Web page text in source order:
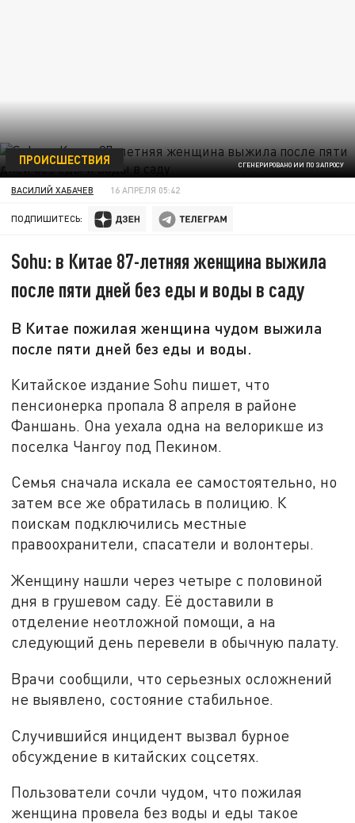
СГЕНЕРИРОВАНО ИИ ПО ЗАПРОСУ
ПРОИСШЕСТВИЯ
ВАСИЛИЙ ХАБАЧЕВ 16 АПРЕЛЯ 05:42
ПОДПИШИТЕСЬ:
Sohu: в Китае 87-летняя женщина выжила
после пяти дней без еды и воды в саду
В Китае пожилая женщина чудом выжила
после пяти дней без еды и воды.
Китайское издание Sohu пишет, что
пенсионерка пропала 8 апреля в районе
Фаншань. Она уехала одна на велорикше из
поселка Чангоу под Пекином.
Семья сначала искала ее самостоятельно, но
затем все же обратилась в полицию. К
поискам подключились местные
правоохранители, спасатели и волонтеры.
Женщину нашли через четыре с половиной
дня в грушевом саду. Её доставили в
отделение неотложной помощи, а на
следующий день перевели в обычную палату.
Врачи сообщили, что серьезных осложнений
не выявлено, состояние стабильное.
Случившийся инцидент вызвал бурное
обсуждение в китайских соцсетях.
Пользователи сочли чудом, что пожилая
женщина провела без воды и еды такое